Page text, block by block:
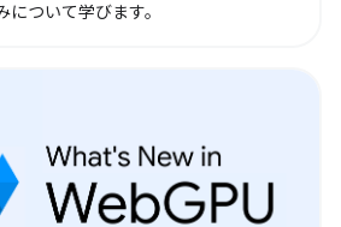
ついて学びます。